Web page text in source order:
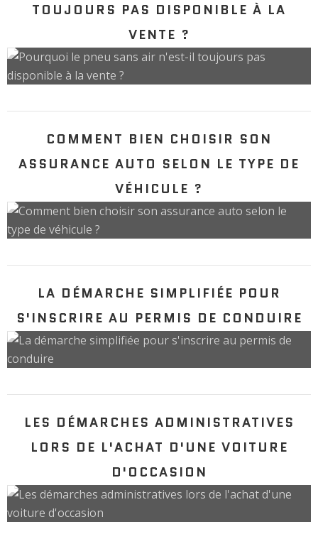
TOUJOURS PAS DISPONIBLE À LA
VENTE ?
COMMENT BIEN CHOISIR SON
ASSURANCE AUTO SELON LE TYPE DE
VÉHICULE ?
LA DÉMARCHE SIMPLIFIÉE POUR
S'INSCRIRE AU PERMIS DE CONDUIRE
LES DÉMARCHES ADMINISTRATIVES
LORS DE L'ACHAT D'UNE VOITURE
D'OCCASION